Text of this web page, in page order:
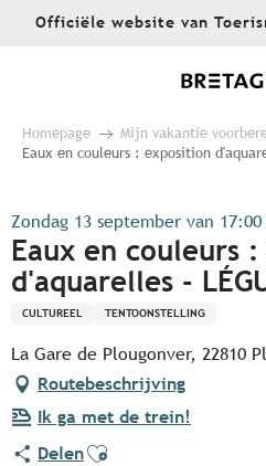
AllerOfficiële website van
Homepage Mijn vakantie
Eaux en couleurs : exposition
Zondag 13 september van
Eaux en couleurs
d'aquarelles -
CULTUREEL TENTOONSTELLING
La Gare de Plougonver, 22810
Routebeschrijving
Ik ga met de trein!
DelenAjouter aux favoris